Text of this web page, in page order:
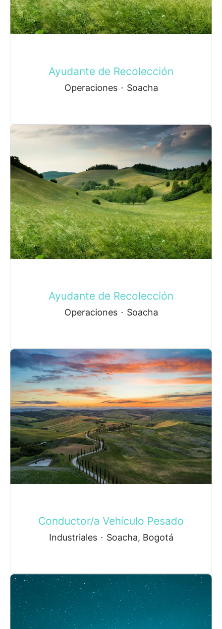
Ayudante de Recolección
Operaciones · Soacha
Ayudante de Recolección
Operaciones · Soacha
Conductor/a Vehículo Pesado
Industriales · Soacha, Bogotá